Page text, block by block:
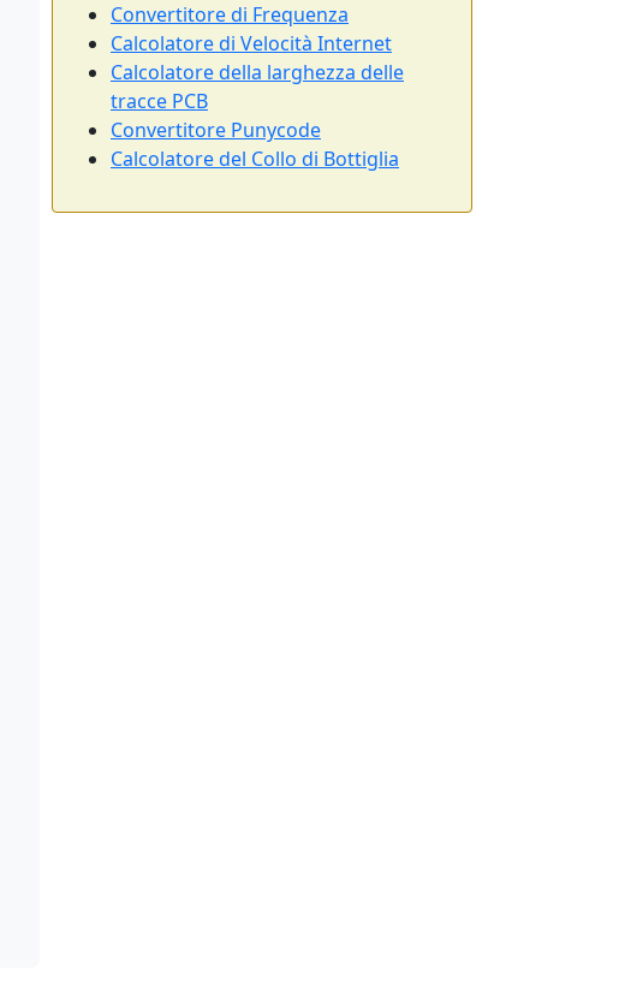
Convertitore di Frequenza
Calcolatore di Velocità Internet
Calcolatore della larghezza delle
tracce PCB
Convertitore Punycode
Calcolatore del Collo di Bottiglia